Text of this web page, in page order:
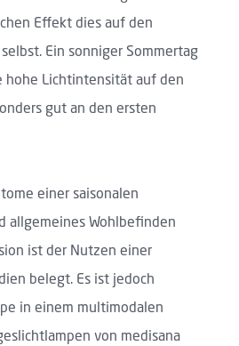
Effekt dies auf den
Ein sonniger Sommertag
Lichtintensität auf den
gut an den ersten
einer saisonalen
allgemeines Wohlbefinden
ist der Nutzen einer
belegt. Es ist jedoch
in einem multimodalen
von medisana